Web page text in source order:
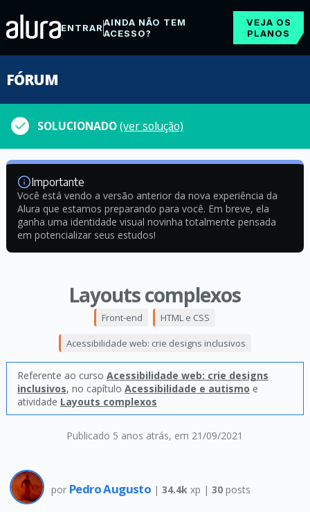
ENTRARAINDA NÃO TEM
ACESSO?
VEJA OS
PLANOS
FÓRUM
SOLUCIONADO(ver solução)
Importante
Você está vendo a versão anterior da nova experiência da
Alura que estamos preparando para você. Em breve, ela
ganha uma identidade visual novinha totalmente pensada
em potencializar seus estudos!
Layouts complexos
Publicado 5 anos atrás, em 21/09/2021
Front-end HTML e CSS
Acessibilidade web: crie designs inclusivos
Referente ao curso Acessibilidade web: crie designs
inclusivos, no capítulo Acessibilidade e autismo e
atividade Layouts complexos
por Pedro Augusto | 34.4k xp | 30posts